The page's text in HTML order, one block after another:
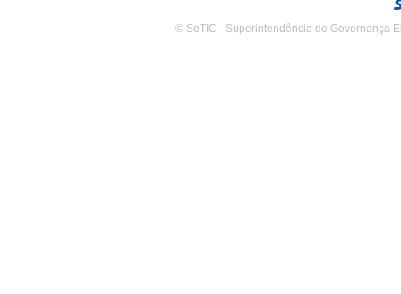
© SeTIC - Superintendência de Governança